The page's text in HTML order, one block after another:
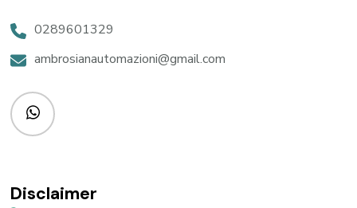
0289601329
ambrosianautomazioni@gmail.com
Disclaimer